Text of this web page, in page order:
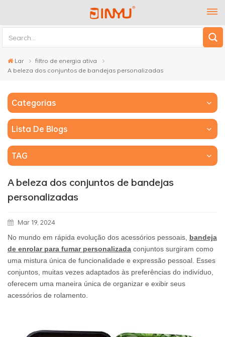
Lar
filtro de energia ativa
A beleza dos conjuntos de bandejas personalizadas
Categorias
Lista De Blogs
TAG
A beleza dos conjuntos de bandejas
personalizadas
Mar 19, 2024
No mundo em rápida evolução dos acessórios pessoais, bandeja
de enrolar para fumar personalizada conjuntos surgiram como
uma mistura única de funcionalidade e expressão pessoal. Esses
conjuntos, muitas vezes adaptados às preferências do indivíduo,
oferecem uma maneira única de organizar e exibir seus
acessórios de rolamento.